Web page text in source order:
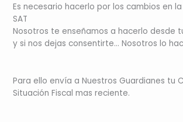
Es necesario hacerlo por los cambios en
SAT
Nosotros te enseñamos a hacerlo desde
y si nos dejas consentirte… Nosotros lo
Para ello envía a Nuestros Guardianes tu
Situación Fiscal mas reciente.